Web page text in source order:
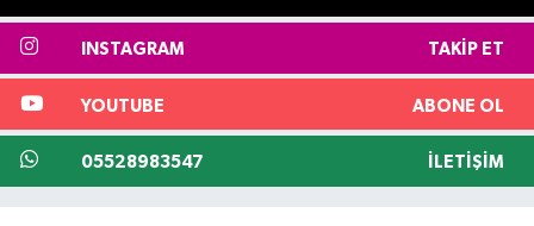
INSTAGRAM TAKIP ET
YOUTUBE ABONE OL
05528983547 İLETIŞIM